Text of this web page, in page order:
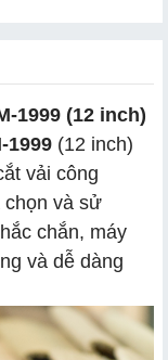
1999 (12 inch)
1999 (12 inch)
vải công
chọn và sử
chắn, máy
và dễ dàng